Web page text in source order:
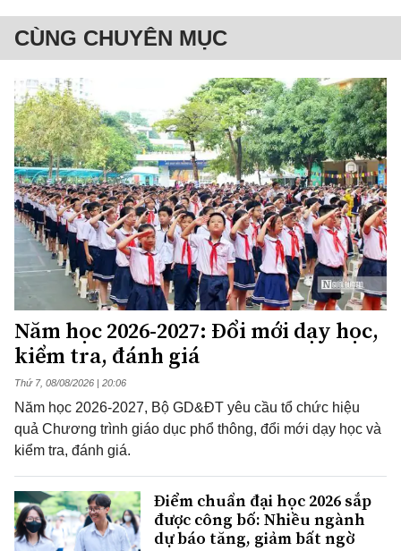
CÙNG CHUYÊN MỤC
Năm học 2026-2027: Đổi mới dạy học,
kiểm tra, đánh giá
Thứ 7, 08/08/2026 | 20:06
Năm học 2026-2027, Bộ GD&ĐT yêu cầu tổ chức hiệu
quả Chương trình giáo dục phổ thông, đổi mới dạy học và
kiểm tra, đánh giá.
Điểm chuẩn đại học 2026 sắp
được công bố: Nhiều ngành
dự báo tăng, giảm bất ngờ